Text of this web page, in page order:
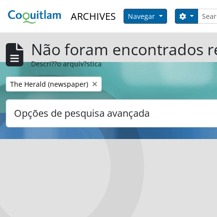
ARCHIVES Navegar Opções
Não foram encontrados
Descri??o arquiv?stica
Remover filtro:
The Herald (newspaper)
Opções de pesquisa avançada